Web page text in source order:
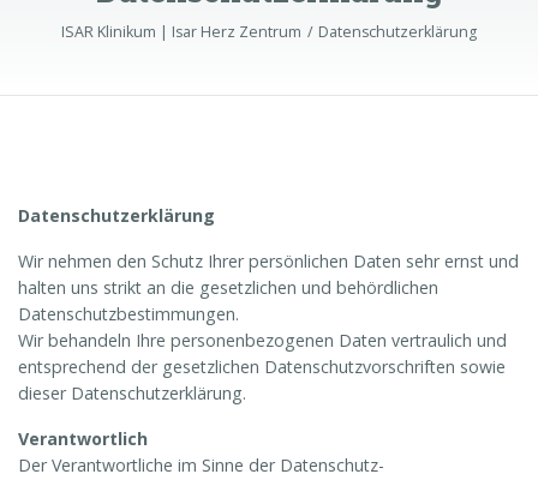
ISAR Klinikum | Isar Herz Zentrum Datenschutzerklärung
Datenschutzerklärung
Wir nehmen den Schutz Ihrer persönlichen Daten sehr ernst und
halten uns strikt an die gesetzlichen und behördlichen
Datenschutzbestimmungen.
Wir behandeln Ihre personenbezogenen Daten vertraulich und
entsprechend der gesetzlichen Datenschutzvorschriften sowie
dieser Datenschutzerklärung.
Verantwortlich
Der Verantwortliche im Sinne der Datenschutz-